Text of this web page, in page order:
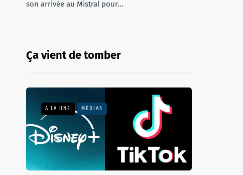
son arrivée au Mistral pour...
Ça vient de tomber
A LA UNE MÉDIAS